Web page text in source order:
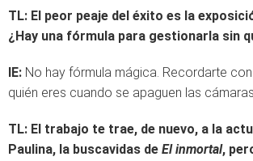
TL: El peor peaje del éxito es la
¿Hay una fórmula para gestionarla sin
IE: No hay fórmula mágica. Recordarte
quién eres cuando se apaguen las
TL: El trabajo te trae, de nuevo, a la
Paulina, la buscavidas de El inmortal,